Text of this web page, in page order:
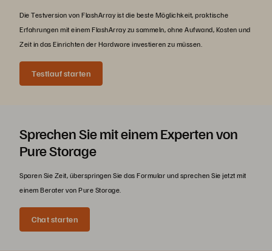
Die Testversion von FlashArray ist die beste Möglichkeit, praktische
Erfahrungen mit einem FlashArray zu sammeln, ohne Aufwand, Kosten und
Zeit in das Einrichten der Hardware investieren zu müssen.
Testlauf starten
Sprechen Sie mit einem Experten von
Pure Storage
Sparen Sie Zeit, überspringen Sie das Formular und sprechen Sie jetzt mit
einem Berater von Pure Storage.
Chat starten